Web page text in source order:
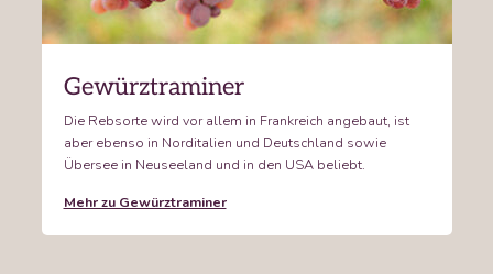
Gewürztraminer
Die Rebsorte wird vor allem in Frankreich angebaut, ist
aber ebenso in Norditalien und Deutschland sowie
Übersee in Neuseeland und in den USA beliebt.
Mehr zu Gewürztraminer